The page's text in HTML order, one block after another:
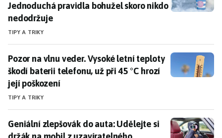
Jednoduchá pravidla bohužel skoro nikdo
nedodržuje
TIPY A TRIKY
Pozor na vlnu veder. Vysoké letní teploty škodí
Pozor na vlnu veder. Vysoké letní teploty
škodí baterii telefonu, už při 45 °C hrozí
její poškození
TIPY A TRIKY
Geniální zlepšovák do auta: Udělejte si držák na
Geniální zlepšovák do auta: Udělejte si